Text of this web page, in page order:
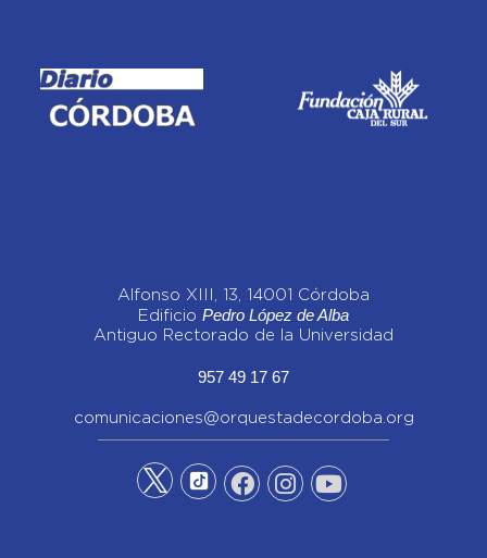
Alfonso XIII, 13, 14001 Córdoba
Edificio Pedro López de Alba
Antiguo Rectorado de la Universidad
957 49 17 67
comunicaciones@orquestadecordoba.org